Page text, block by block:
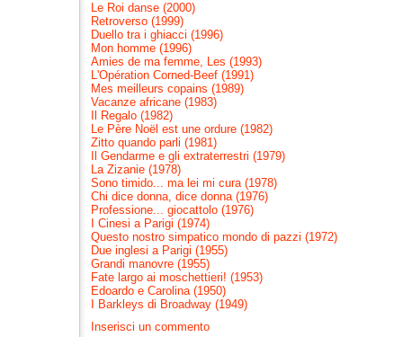
Le Roi danse (2000)
Retroverso (1999)
Duello tra i ghiacci (1996)
Mon homme (1996)
Amies de ma femme, Les (1993)
L'Opération Corned-Beef (1991)
Mes meilleurs copains (1989)
Vacanze africane (1983)
Il Regalo (1982)
Le Père Noël est une ordure (1982)
Zitto quando parli (1981)
Il Gendarme e gli extraterrestri (1979)
La Zizanie (1978)
Sono timido... ma lei mi cura (1978)
Chi dice donna, dice donna (1976)
Professione... giocattolo (1976)
I Cinesi a Parigi (1974)
Questo nostro simpatico mondo di pazzi (1972)
Due inglesi a Parigi (1955)
Grandi manovre (1955)
Fate largo ai moschettieri! (1953)
Edoardo e Carolina (1950)
I Barkleys di Broadway (1949)
Inserisci un commento